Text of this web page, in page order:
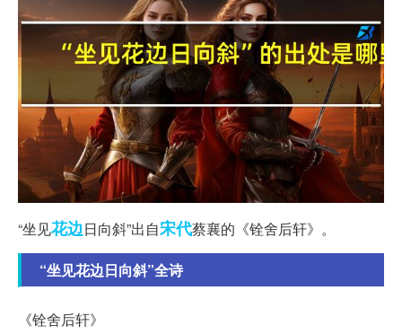
“坐见花边日向斜”出自宋代蔡襄的《铨舍后轩》。
“坐见花边日向斜”全诗
《铨舍后轩》